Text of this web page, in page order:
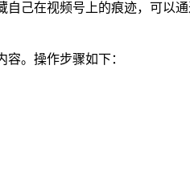
己在视频号上的痕迹，可以
。操作步骤如下：